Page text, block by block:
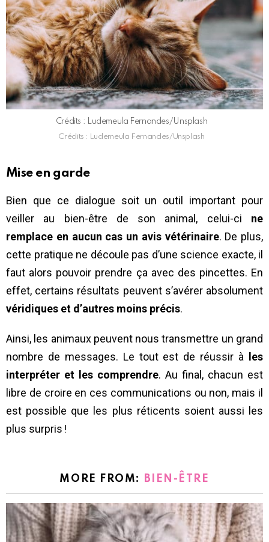
Crédits : Ludemeula Fernandes/Unsplash
Crédits : Ludemeula Fernandes/Unsplash
Mise en garde
Bien que ce dialogue soit un outil important pour
veiller au bien-être de son animal, celui-ci ne
remplace en aucun cas un avis vétérinaire. De plus,
cette pratique ne découle pas d’une science exacte, il
faut alors pouvoir prendre ça avec des pincettes. En
effet, certains résultats peuvent s’avérer absolument
véridiques et d’autres moins précis.
Ainsi, les animaux peuvent nous transmettre un grand
nombre de messages. Le tout est de réussir à
les
interpréter et les comprendre. Au final, chacun est
libre de croire en ces communications ou non, mais il
est possible que les plus réticents soient aussi les
plus surpris !
MORE FROM: BIEN-ÊTRE